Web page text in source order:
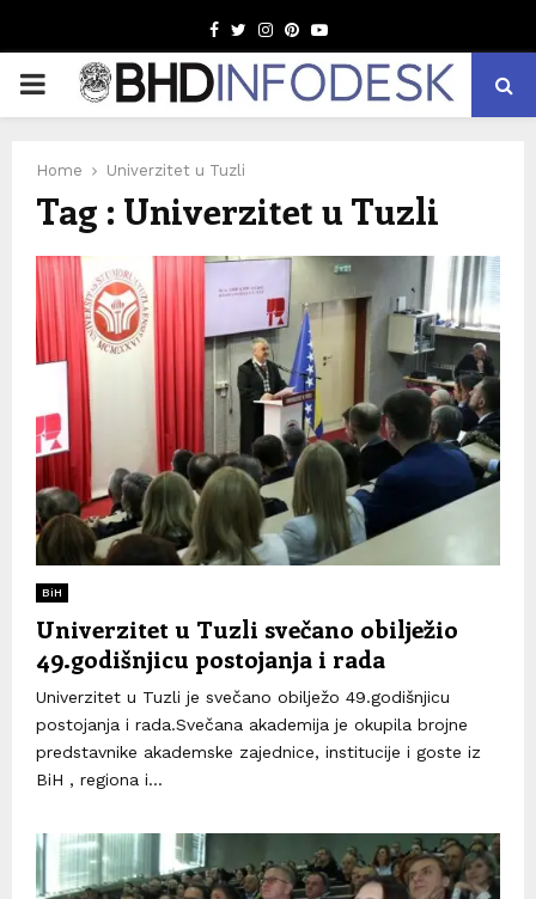
Facebook
TwitterInstagram
Pinterest
Youtube
PRIMARY
Home Univerzitet u Tuzli
Tag : Univerzitet u Tuzli
BiH
Univerzitet u Tuzli svečano obilježio
49.godišnjicu postojanja i rada
Univerzitet u Tuzli je svečano obilježo 49.godišnjicu
postojanja i rada.Svečana akademija je okupila brojne
predstavnike akademske zajednice, institucije i goste iz
BiH , regiona i...